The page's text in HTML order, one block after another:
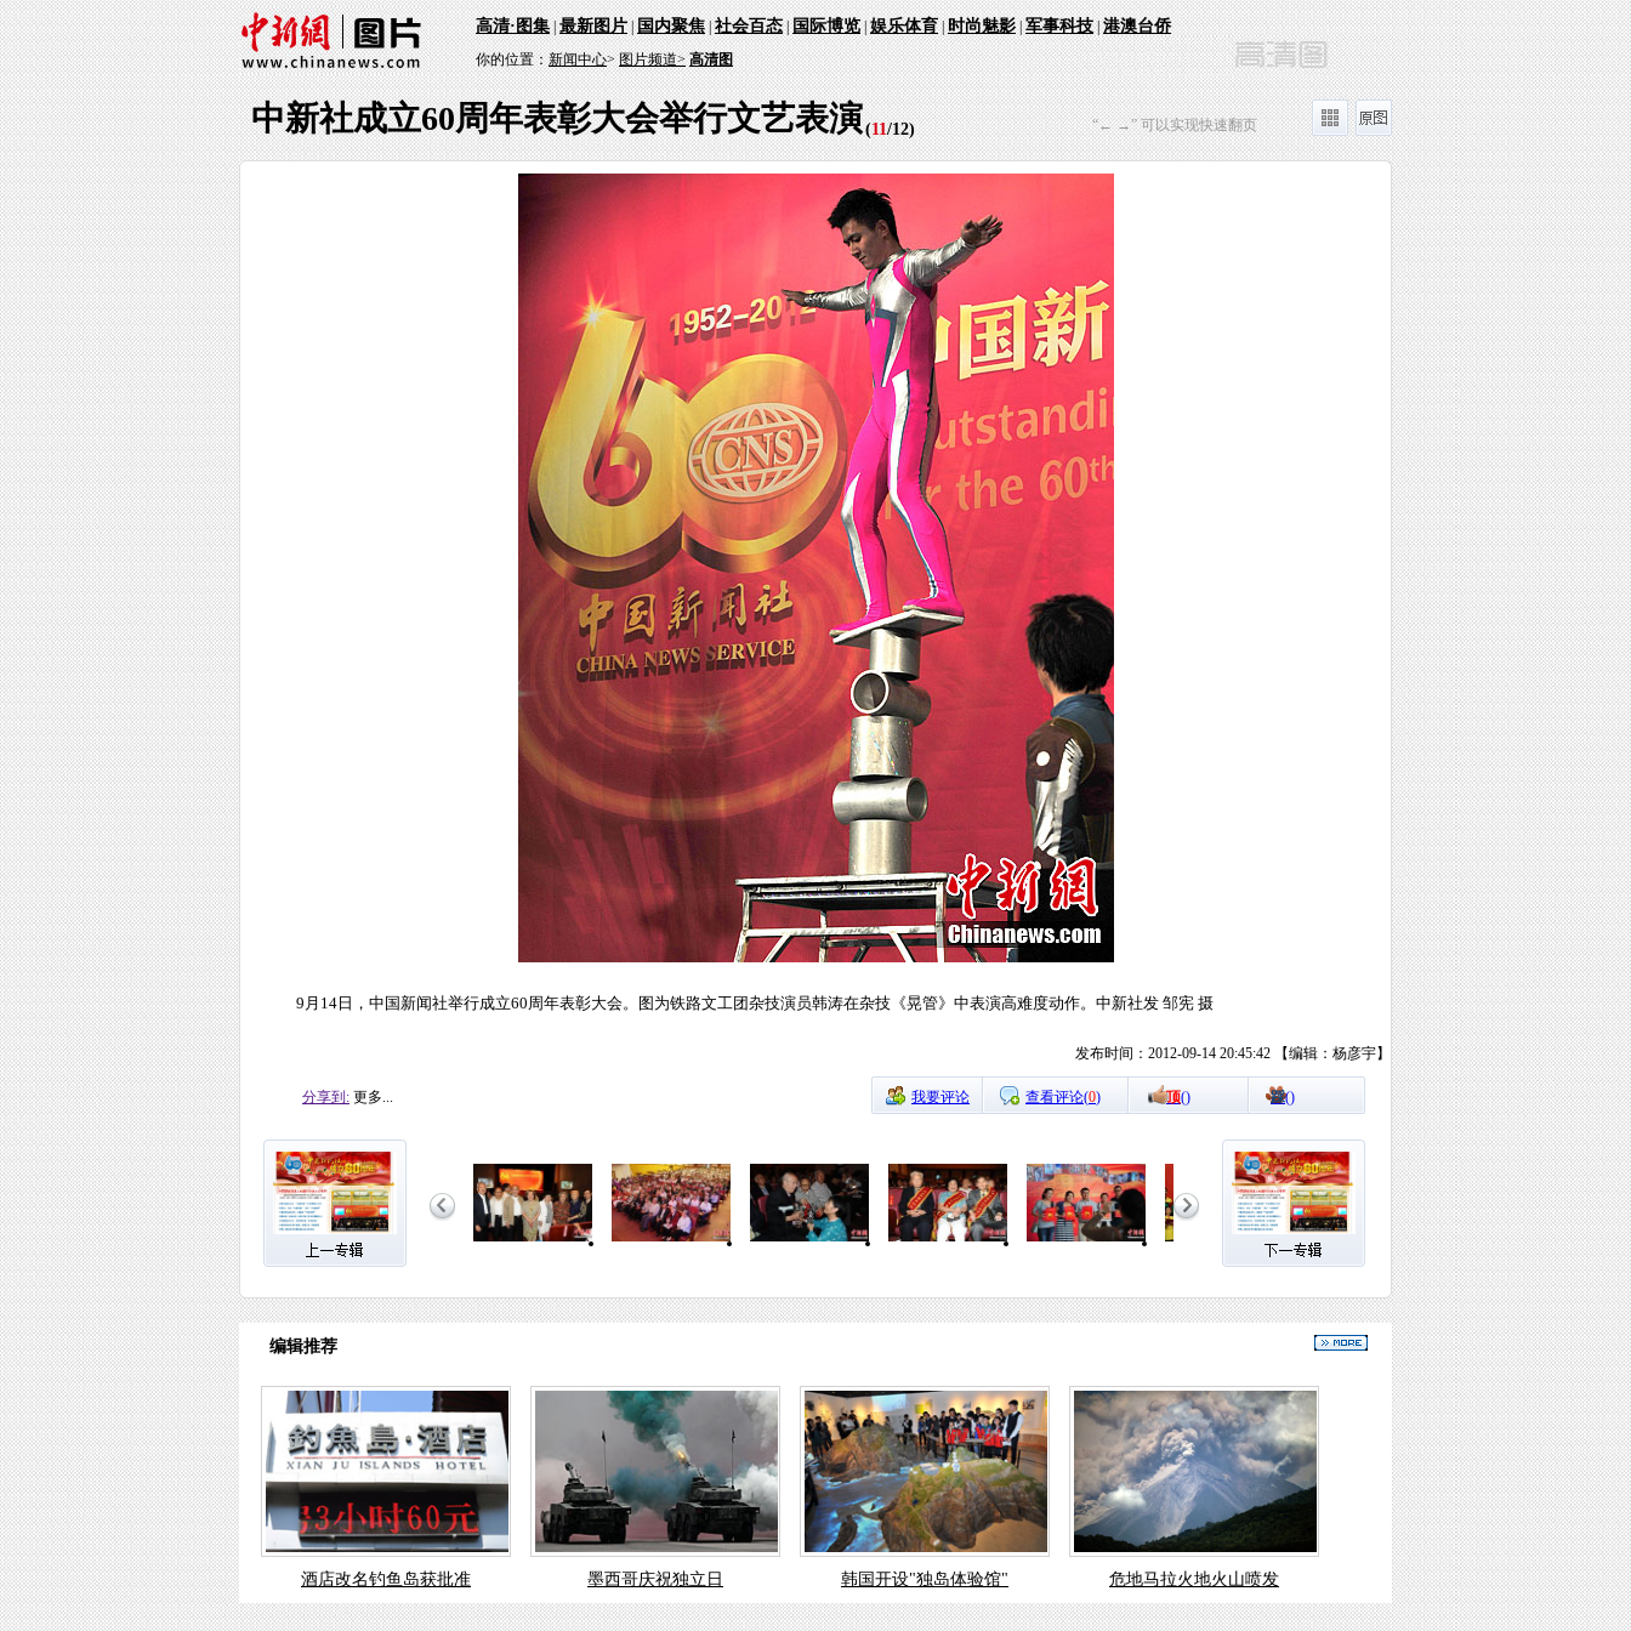
高清·图集|最新图片|国内聚焦|社会百态|国际博览|娱乐体育|时尚魅影|军事科技|港澳台侨
你的位置：新闻中心>图片频道> 高清图
中新社成立60周年表彰大会举行文艺表演(11/12) “← →” 可以实现快速翻页
9月14日，中国新闻社举行成立60周年表彰大会。图为铁路文工团杂技演员韩涛在杂技《晃管》中表演高难度动作。中新社发 邹宪 摄
发布时间：2012-09-14 20:45:42 【编辑：杨彦宇】
分享到: 更多... 我要评论 查看评论(0) 顶() 踩()
编辑推荐
酒店改名钓鱼岛获批准 墨西哥庆祝独立日 韩国开设"独岛体验馆" 危地马拉火地火山喷发